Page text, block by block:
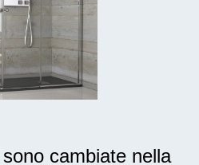
cambiate nella